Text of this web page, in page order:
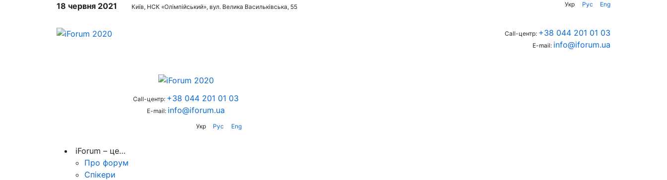
18 червня 2021 Київ, НСК «Олімпійський», вул. Велика Васильківська, 55 Укр Рус Eng
Call-центр: +38 044 201 01 03
E-mail: info@iforum.ua
Call-центр: +38 044 201 01 03
E-mail: info@iforum.ua
Укр Рус Eng
iForum – це…
Про форум
Спікери